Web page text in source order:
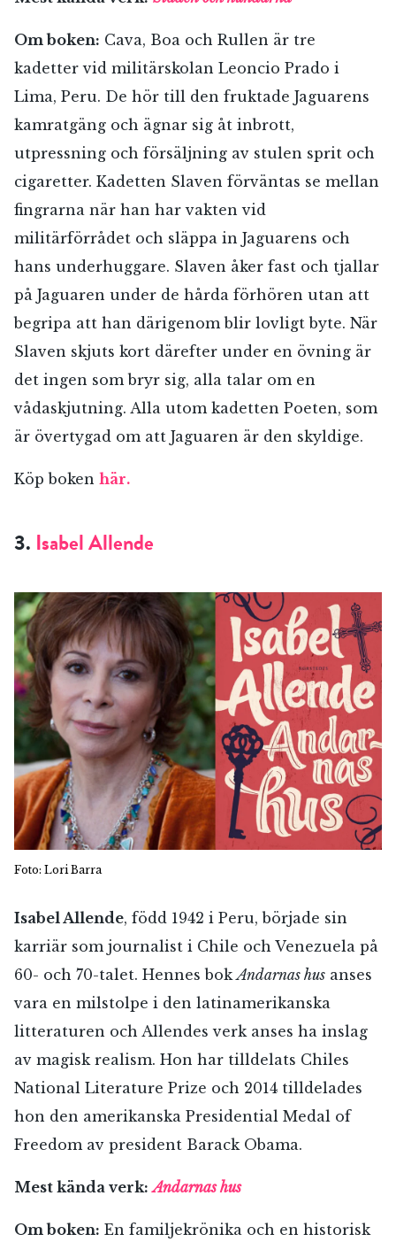
Om boken: Cava, Boa och Rullen är tre
kadetter vid militärskolan Leoncio Prado i
Lima, Peru. De hör till den fruktade Jaguarens
kamratgäng och ägnar sig åt inbrott,
utpressning och försäljning av stulen sprit och
cigaretter. Kadetten Slaven förväntas se mellan
fingrarna när han har vakten vid
militärförrådet och släppa in Jaguarens och
hans underhuggare. Slaven åker fast och tjallar
på Jaguaren under de hårda förhören utan att
begripa att han däri­genom blir lovligt byte. När
Slaven skjuts kort därefter under en övning är
det ingen som bryr sig, alla talar om en
vådaskjutning. Alla utom kadetten Poeten, som
är övertygad om att Jaguaren är den skyldige.
Köp boken här.
3. Isabel Allende
Foto: Lori Barra
Isabel Allende, född 1942 i Peru, började sin
karriär som journalist i Chile och Venezuela på
60- och 70-talet. Hennes bokAndarnas hus anses
vara en milstolpe i den latinamerikanska
litteraturen och Allendes verk anses ha inslag
av magisk realism. Hon har tilldelats Chiles
National Literature Prize och 2014 tilldelades
hon den amerikanska Presidential Medal of
Freedom av president Barack Obama.
Mest kända verk: Andarnas hus
Om boken: En familjekrönika och en historisk